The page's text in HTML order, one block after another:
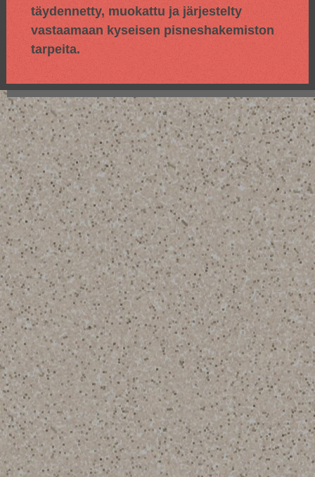
täydennetty, muokattu ja järjestelty
vastaamaan kyseisen pisneshakemiston
tarpeita.